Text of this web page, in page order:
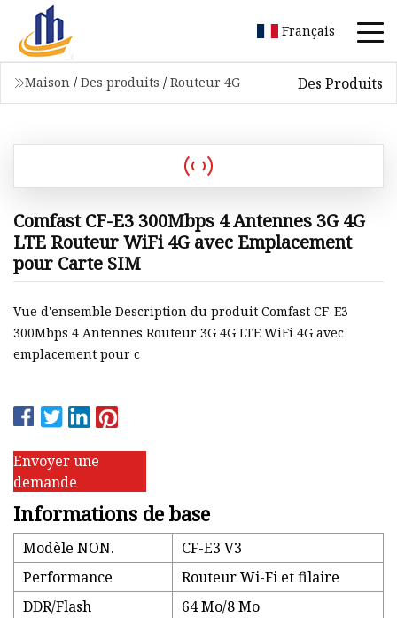
Français
Maison / Des produits / Routeur 4G Des Produits
Comfast CF-E3 300Mbps 4 Antennes 3G 4G
LTE Routeur WiFi 4G avec Emplacement
pour Carte SIM
Vue d'ensemble Description du produit Comfast CF-E3
300Mbps 4 Antennes Routeur 3G 4G LTE WiFi 4G avec
emplacement pour c
Envoyer une
demande
Informations de base
Modèle NON.
CF-E3 V3
Performance
Routeur Wi-Fi et filaire
DDR/Flash
64 Mo/8 Mo